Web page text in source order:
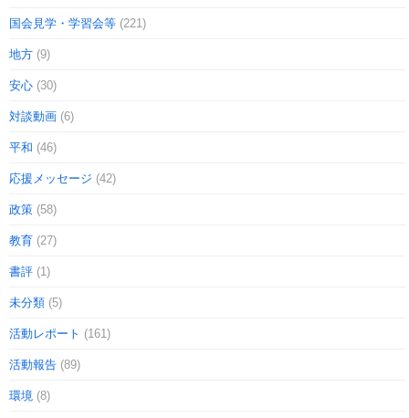
国会見学・学習会等 (221)
地方 (9)
安心 (30)
対談動画 (6)
平和 (46)
応援メッセージ (42)
政策 (58)
教育 (27)
書評 (1)
未分類 (5)
活動レポート (161)
活動報告 (89)
環境 (8)